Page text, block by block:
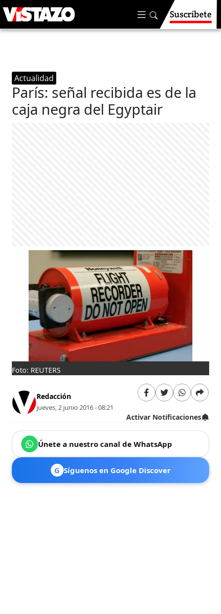
Suscríbete
Actualidad
París: señal recibida es de la
caja negra del Egyptair
Foto: REUTERS
Redacción
jueves, 2 junio 2016 - 08:21
Activar Notificaciones
Únete a nuestro canal de WhatsApp
G Síguenos en Google Discover